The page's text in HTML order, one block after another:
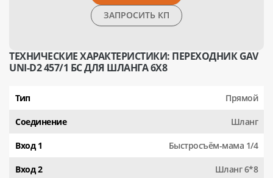
ЗАПРОСИТЬ КП
ТЕХНИЧЕСКИЕ ХАРАКТЕРИСТИКИ: ПЕРЕХОДНИК GAV
UNI-D2 457/1 БС ДЛЯ ШЛАНГА 6X8
Тип Прямой
Соединение Шланг
Вход 1 Быстросъём-мама 1/4
Вход 2 Шланг 6*8